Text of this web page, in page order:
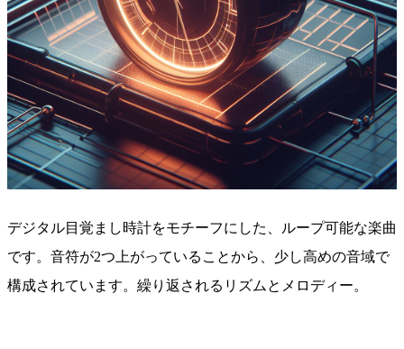
デジタル目覚まし時計をモチーフにした、ループ可能な楽曲
です。音符が2つ上がっていることから、少し高めの音域で
構成されています。繰り返されるリズムとメロディー。